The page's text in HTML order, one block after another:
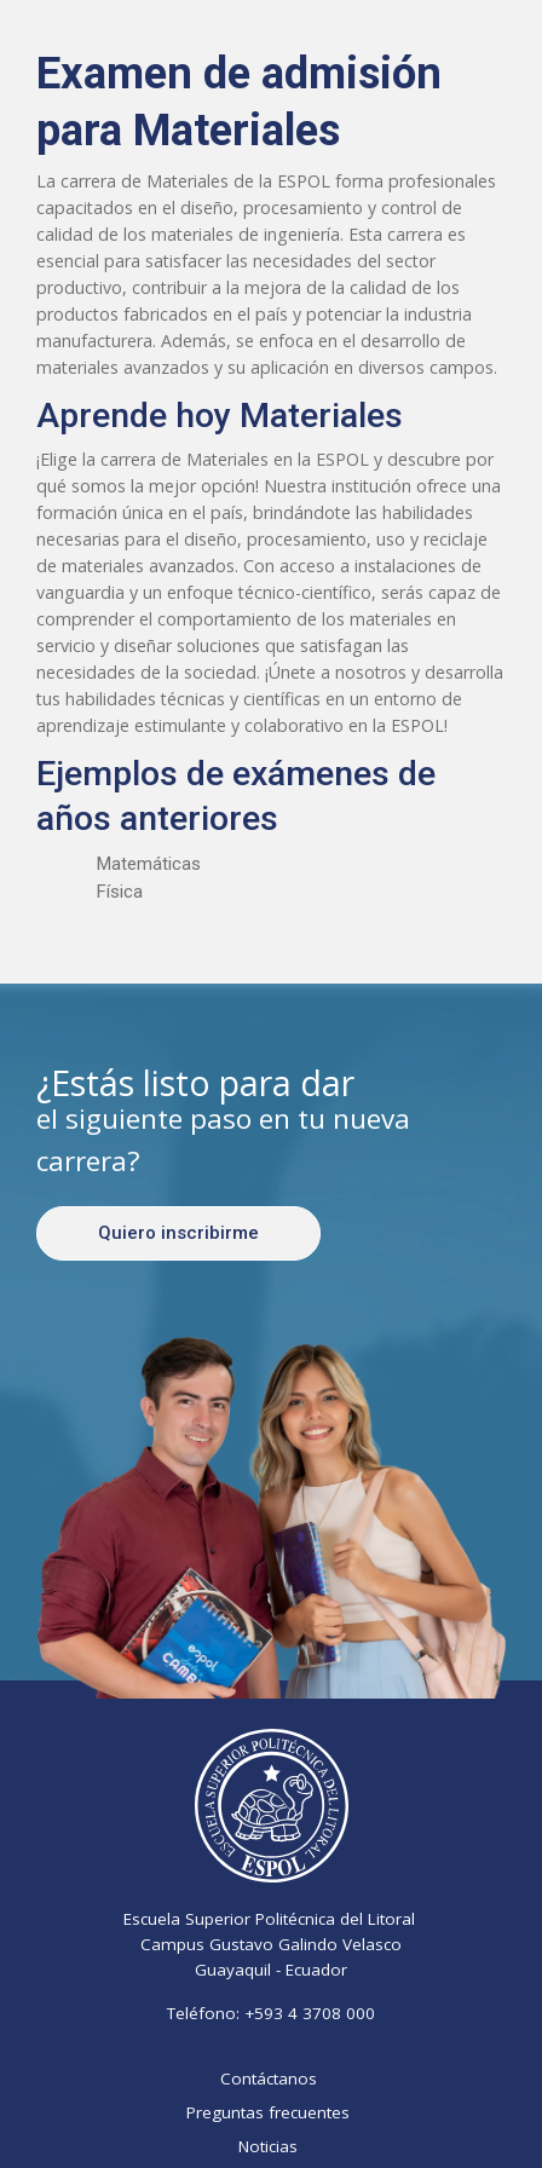
Examen de admisión
para Materiales
La carrera de Materiales de la ESPOL forma profesionales
capacitados en el diseño, procesamiento y control de
calidad de los materiales de ingeniería. Esta carrera es
esencial para satisfacer las necesidades del sector
productivo, contribuir a la mejora de la calidad de los
productos fabricados en el país y potenciar la industria
manufacturera. Además, se enfoca en el desarrollo de
materiales avanzados y su aplicación en diversos campos.
Aprende hoy Materiales
¡Elige la carrera de Materiales en la ESPOL y descubre por
qué somos la mejor opción! Nuestra institución ofrece una
formación única en el país, brindándote las habilidades
necesarias para el diseño, procesamiento, uso y reciclaje
de materiales avanzados. Con acceso a instalaciones de
vanguardia y un enfoque técnico-científico, serás capaz de
comprender el comportamiento de los materiales en
servicio y diseñar soluciones que satisfagan las
necesidades de la sociedad. ¡Únete a nosotros y desarrolla
tus habilidades técnicas y científicas en un entorno de
aprendizaje estimulante y colaborativo en la ESPOL!
Ejemplos de exámenes de
años anteriores
Matemáticas
Física
¿Estás listo para dar
el siguiente paso en tu nueva
carrera?
Quiero inscribirme
Escuela Superior Politécnica del Litoral
Campus Gustavo Galindo Velasco
Guayaquil - Ecuador
Teléfono: +593 4 3708 000
Contáctanos
Preguntas frecuentes
Noticias